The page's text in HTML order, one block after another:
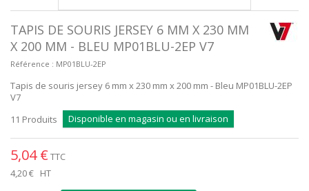
TAPIS DE SOURIS JERSEY 6 MM X 230 MM
X 200 MM - BLEU MP01BLU-2EP V7
Référence : MP01BLU-2EP
Tapis de souris jersey 6 mm x 230 mm x 200 mm - Bleu MP01BLU-2EP
V7
11 Produits Disponible en magasin ou en livraison
5,04 € TTC
4,20 € HT